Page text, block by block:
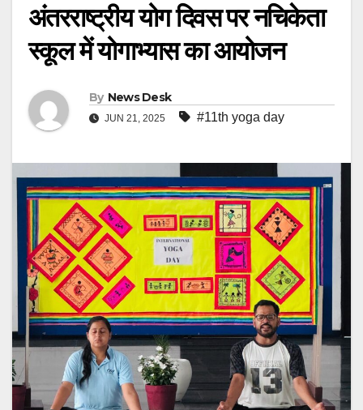
अंतरराष्ट्रीय योग दिवस पर नचिकेता
स्कूल में योगाभ्यास का आयोजन
By News Desk
JUN 21, 2025 #11th yoga day